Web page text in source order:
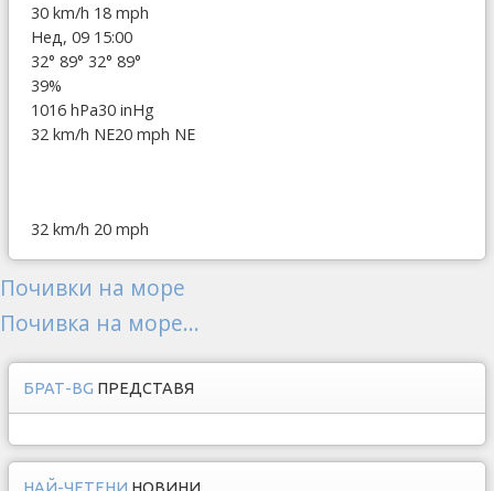
30 km/h 18 mph
Нед, 09 15:00
32° 89° 32° 89°
39%
1016 hPa30 inHg
32 km/h NE20 mph NE
32 km/h 20 mph
Почивки на море
Почивка на море...
БРАТ-BG ПРЕДСТАВЯ